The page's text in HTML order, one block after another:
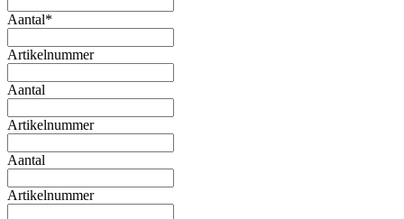
Aantal*
Artikelnummer
Aantal
Artikelnummer
Aantal
Artikelnummer